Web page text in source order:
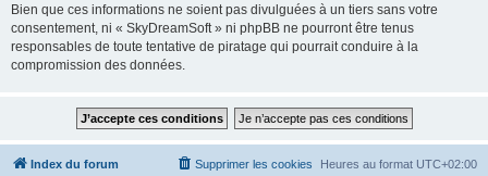
Bien que ces informations ne soient pas divulguées à un tiers sans votre
consentement, ni « SkyDreamSoft » ni phpBB ne pourront être tenus
responsables de toute tentative de piratage qui pourrait conduire à la
compromission des données.
Index du forum Heures au format UTC+02:00
Supprimer les cookies